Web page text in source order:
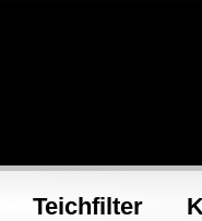
Teichfilter